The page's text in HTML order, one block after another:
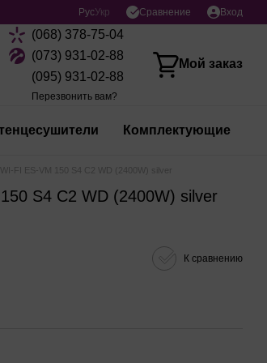
РусУкр Сравнение Вход
(068) 378-75-04
(073) 931-02-88
(095) 931-02-88
Перезвонить вам?
Мой заказ
Комплектующие
FI ES-VM 150 S4 C2 WD (2400W) silver
S4 C2 WD (2400W) silver
К сравнению